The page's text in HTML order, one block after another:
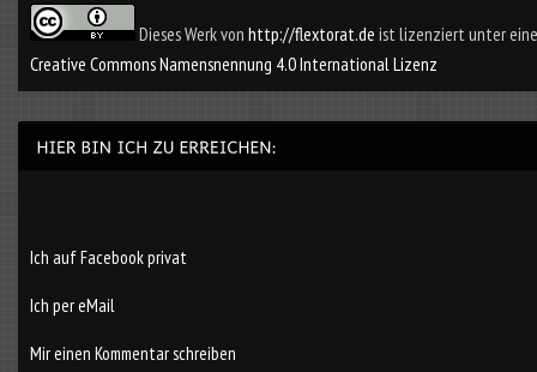
Dieses Werk von http://flextorat.de ist lizenziert unter
Creative Commons Namensnennung 4.0 International Lizenz
Ich auf Facebook privat
Ich per eMail
Mir einen Kommentar schreiben